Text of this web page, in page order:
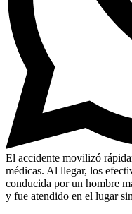
El accidente movilizó
médicas. Al llegar, los
conducida por un hombre
y fue atendido en el lugar